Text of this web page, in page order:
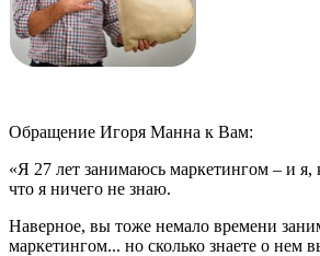
Обращение Игоря Манна к Вам:
«Я 27 лет занимаюсь маркетингом – и я,
что я ничего не знаю.
Наверное, вы тоже немало времени
маркетингом... но сколько знаете о нем